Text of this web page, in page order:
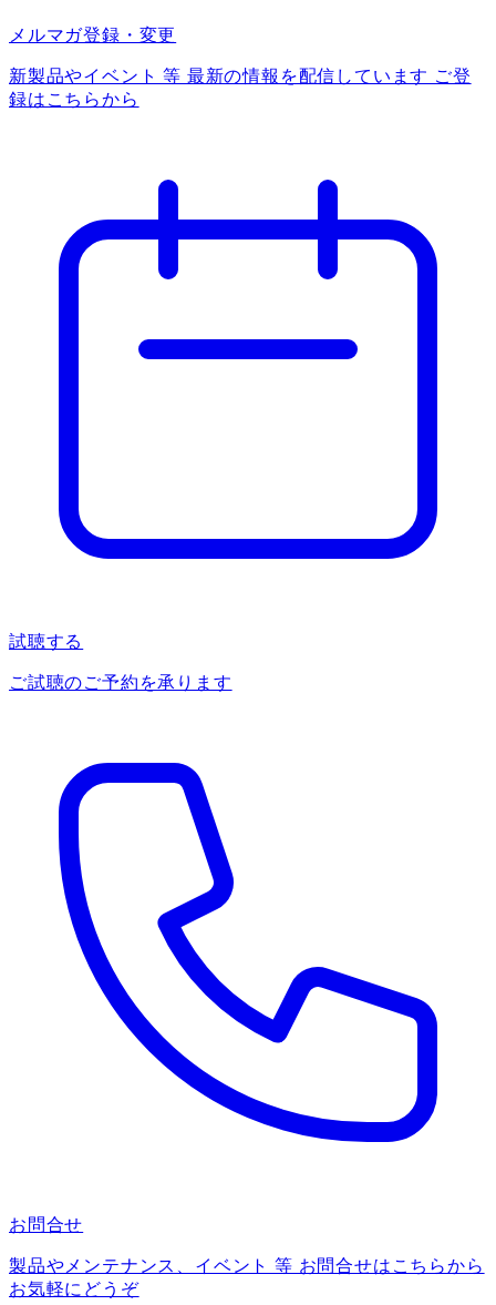
メルマガ登録・変更
新製品やイベント 等 最新の情報を配信しています ご登
録はこちらから
試聴する
ご試聴のご予約を承ります
お問合せ
製品やメンテナンス、イベント 等 お問合せはこちらから
お気軽にどうぞ